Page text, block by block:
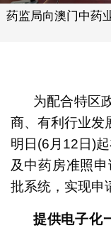
药监局向澳门中药
为配合特区
商、有利行业发
明日(6月12日)
及中药房准照
批系统，实现申
提供电子化